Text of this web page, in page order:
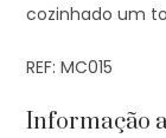
cozinhado um
REF: MC015
Informação